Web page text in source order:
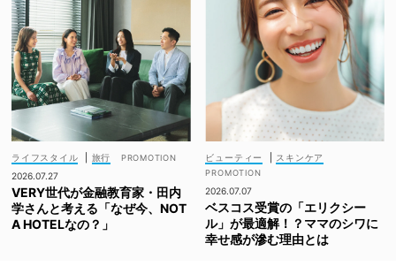
ライフスタイル
旅行
2026.07.27
VERY世代が金融教育家・田内
学さんと考える「なぜ今、NOT
A HOTELなの？」
ビューティー スキンケア
2026.07.07
ベスコス受賞の「エリクシー
ル」が最適解！？ママのシワに
幸せ感が滲む理由とは